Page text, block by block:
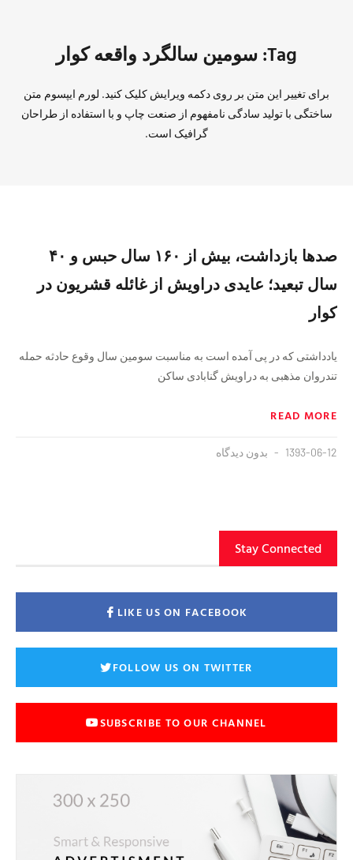
Tag: سومین سالگرد واقعه کوار
برای تغییر این متن بر روی دکمه ویرایش کلیک کنید. لورم ایپسوم متن
ساختگی با تولید سادگی نامفهوم از صنعت چاپ و با استفاده از طراحان
گرافیک است.
صد‌ها بازداشت، بیش از ۱۶۰ سال حبس و ۴۰
سال تبعید؛ عایدی دراویش از غائله قشریون در
کوار
یادداشتی که در پی آمده است به مناسبت سومین سال وقوع حادثه حمله
تندروان مذهبی به دراویش گنابادی ساکن
READ MORE
1393-06-12 بدون دیدگاه
Stay Connected
LIKE US ON FACEBOOK
FOLLOW US ON TWITTER
SUBSCRIBE TO OUR CHANNEL